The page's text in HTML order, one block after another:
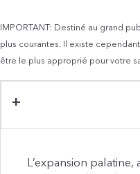
IMPORTANT: Destiné au grand
plus courantes. Il existe
être le plus approprié pour votre
L’expansion palatine,